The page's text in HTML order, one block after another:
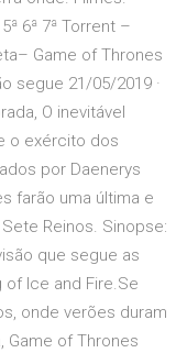
6ª 7ª Torrent –
Game of Thrones
segue 21/05/2019 ·
O inevitável
o exército dos
por Daenerys
farão uma última e
Reinos. Sinopse:
que segue as
Ice and Fire.Se
onde verões duram
Game of Thrones